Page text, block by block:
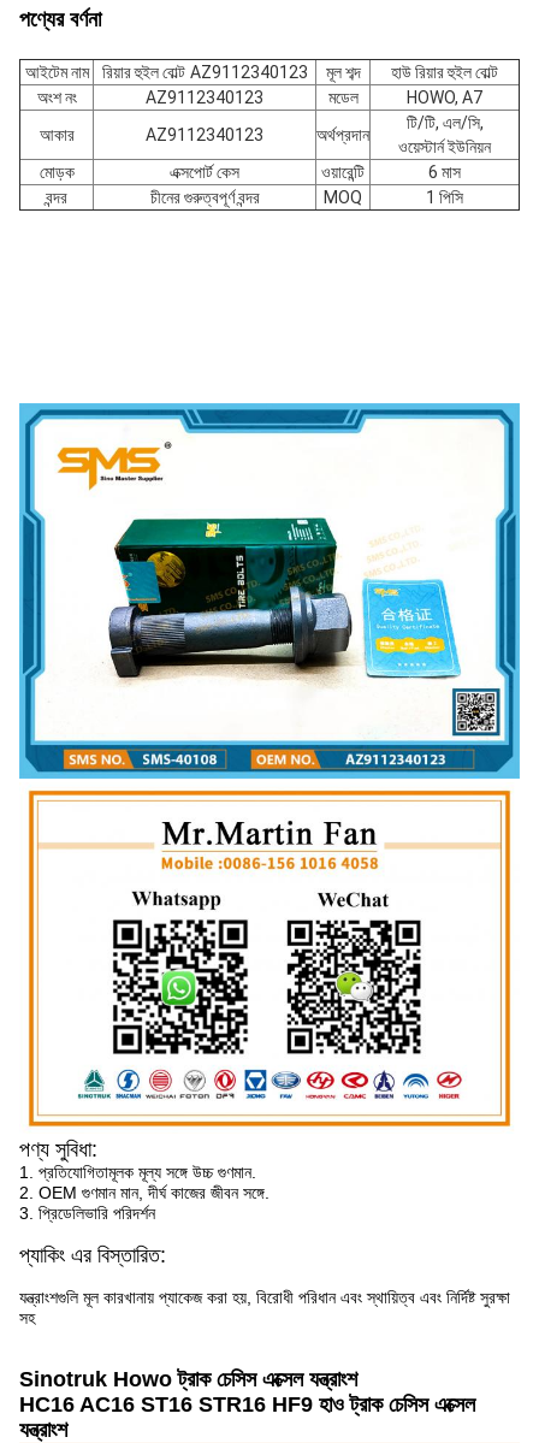
পণ্যের বর্ণনা
আইটেম নাম রিয়ার হুইল বোল্ট AZ9112340123 মূল শব্দ
হাউ রিয়ার হুইল বোল্ট
অংশ নং
AZ9112340123 মডেল
HOWO, A7
আকার
AZ9112340123 অর্থপ্রদান
টি/টি, এল/সি,
ওয়েস্টার্ন ইউনিয়ন
মোড়ক
এক্সপোর্ট কেস ওয়ারেন্টি
6 মাস
বন্দর
চীনের গুরুত্বপূর্ণ বন্দর MOQ 1 পিসি
পণ্য সুবিধা:
1. প্রতিযোগিতামূলক মূল্য সঙ্গে উচ্চ গুণমান.
2. OEM গুণমান মান, দীর্ঘ কাজের জীবন সঙ্গে.
3. প্রিডেলিভারি পরিদর্শন
প্যাকিং এর বিস্তারিত:
যন্ত্রাংশগুলি মূল কারখানায় প্যাকেজ করা হয়, বিরোধী পরিধান এবং স্থায়িত্ব এবং নির্দিষ্ট সুরক্ষা
সহ
Sinotruk Howo ট্রাক চেসিস এক্সেল যন্ত্রাংশ
HC16 AC16 ST16 STR16 HF9 হাও ট্রাক চেসিস এক্সেল
যন্ত্রাংশ